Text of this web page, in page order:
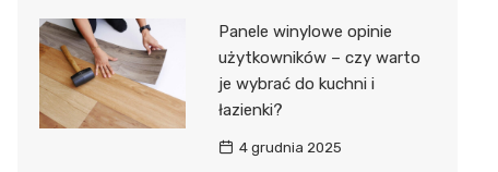
Panele winylowe opinie
użytkowników – czy warto
je wybrać do kuchni i
łazienki?
4 grudnia 2025